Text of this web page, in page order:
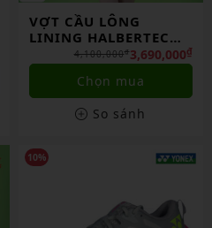
VỢT CẦU LÔNG
LINING HALBERTEC
7000 II CHÍNH HÃNG
3,690,000₫
4,100,000₫
Chọn mua
So sánh
10%